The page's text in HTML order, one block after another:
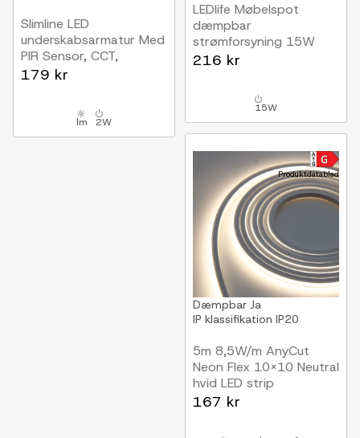
Slimline LED
underskabsarmatur Med
PIR Sensor, CCT,
Dæmpbar
179 kr
lm 2W
LEDlife Møbelspot
dæmpbar
strømforsyning 15W
Til Sono og Reco
216 kr
15W
Produktdatablad
Dæmpbar Ja
IP klassifikation IP20
5m 8,5W/m AnyCut
Neon Flex 10x10 Neutral
hvid LED strip
12V DC, Ingen
167 kr